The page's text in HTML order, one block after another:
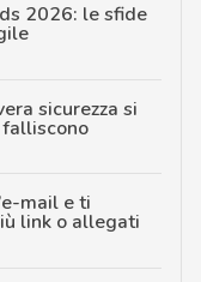
2026: le sfide
sicurezza si
mail e ti
link o allegati